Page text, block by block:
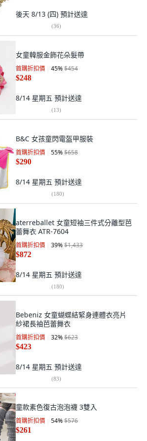
後天 8/13 (四) 預計送達
(36)
女童韓服金飾花朵髮帶
首購折扣價 45%$454
$248
8/14 星期五 預計送達
(13)
B&C 女孩童閃電盔甲服裝
首購折扣價 55%$658
$290
8/14 星期五 預計送達
(180)
aterreballet 女童短袖三件式分離型芭
蕾舞衣 ATR-7604
首購折扣價 39%$1,433
$872
8/14 星期五 預計送達
(180)
Bebeniz 女童蝴蝶結緊身連體衣亮片
紗裙長袖芭蕾舞衣
首購折扣價 32%$623
$423
8/14 星期五 預計送達
(83)
童款素色復古泡泡襪 3雙入
首購折扣價 54%$576
$261